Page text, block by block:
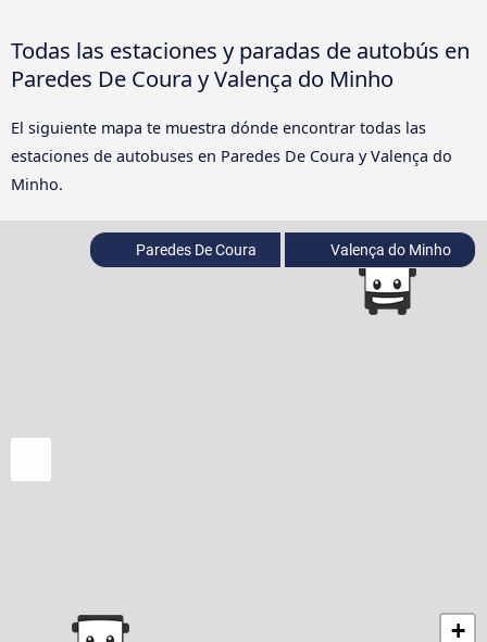
Todas las estaciones y paradas de autobús en
Paredes De Coura y Valença do Minho
El siguiente mapa te muestra dónde encontrar todas las
estaciones de autobuses en Paredes De Coura y Valença do
Minho.
+
Paredes De Coura Valença do Minho